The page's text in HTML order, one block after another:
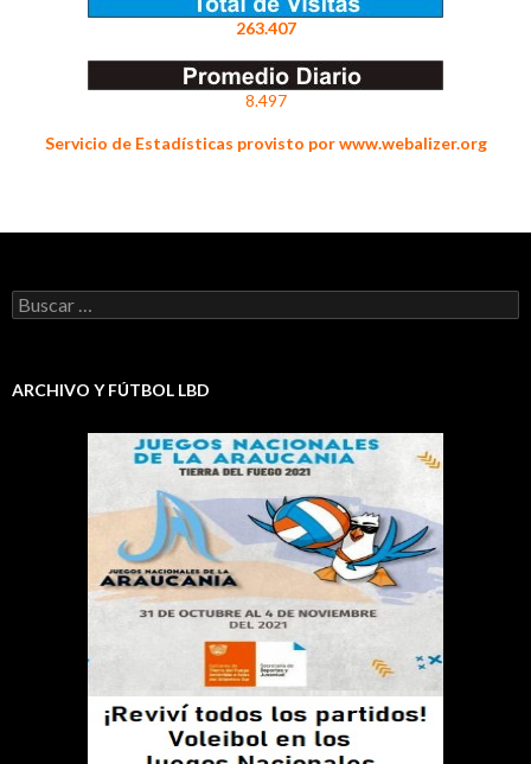
263.407
8.497
Servicio de Estadísticas provisto por www.webalizer.org
Buscar:
ARCHIVO Y FÚTBOL LBD